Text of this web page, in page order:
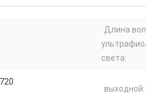
Длина
света:
выходной: